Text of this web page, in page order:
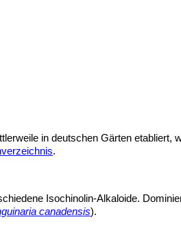
in deutschen Gärten
.
Isochinolin-Alkaloide.
canadensis).